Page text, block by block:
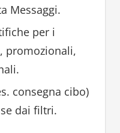
Messaggi.
per i
promozionali,
consegna cibo)
dai filtri.